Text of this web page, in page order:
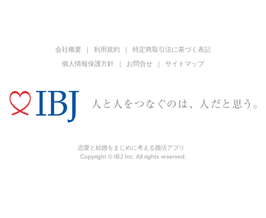
会社概要 利用規約
特定商取引法に基づく表記
個人情報保護方針
お問合せ サイトマップ
恋愛と結婚をまじめに考える婚活アプリ
Copyright © IBJ Inc. All rights reserved.